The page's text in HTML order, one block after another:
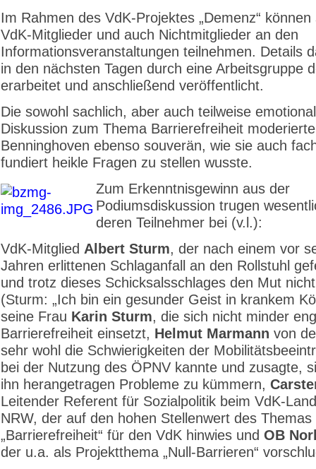
Im Rahmen des VdK-Projektes „Demenz“ können
VdK-Mitglieder und auch Nichtmitglieder an den
Informationsveranstaltungen teilnehmen. Details
in den nächsten Tagen durch eine Arbeitsgruppe
erarbeitet und anschließend veröffentlicht.
Die sowohl sachlich, aber auch teilweise
Diskussion zum Thema Barrierefreiheit
Benninghoven ebenso souverän, wie sie auch
fundiert heikle Fragen zu stellen wusste.
Zum Erkenntnisgewinn aus der
Podiumsdiskussion trugen
deren Teilnehmer bei (v.l.):
VdK-Mitglied Albert Sturm, der nach einem vor
Jahren erlittenen Schlaganfall an den Rollstuhl
und trotz dieses Schicksalsschlages den Mut
(Sturm: „Ich bin ein gesunder Geist in krankem
seine Frau Karin Sturm, die sich nicht minder
Barrierefreiheit einsetzt, Helmut Marmann von
sehr wohl die Schwierigkeiten der
bei der Nutzung des ÖPNV kannte und zusagte,
ihn herangetragen Probleme zu kümmern,
Leitender Referent für Sozialpolitik beim VdK-
NRW, der auf den hohen Stellenwert des Themas
„Barrierefreiheit“ für den VdK hinwies und OB
der u.a. als Projektthema „Null-Barrieren“